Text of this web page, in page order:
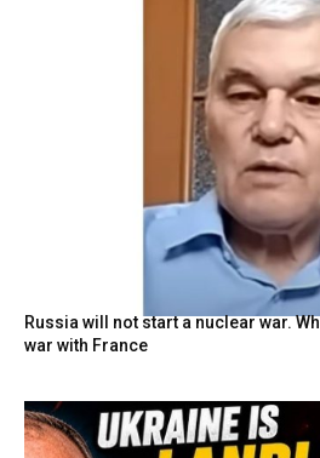
Russia will not start a nuclear war.
war with France